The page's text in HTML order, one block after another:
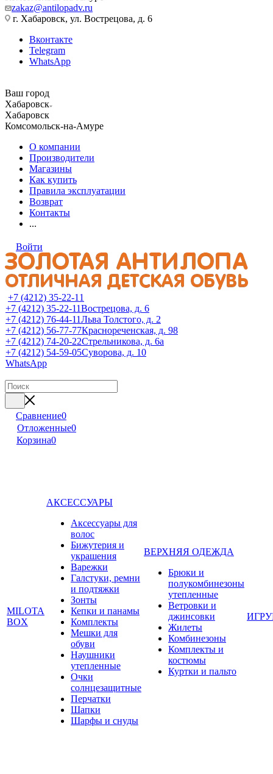
zakaz@antilopadv.ru
г. Хабаровск, ул. Вострецова, д. 6
Вконтакте
Telegram
WhatsApp
Ваш город
Хабаровск
Хабаровск
Комсомольск-на-Амуре
О компании
Производители
Магазины
Как купить
Правила эксплуатации
Возврат
Контакты
...
Войти
+7 (4212) 35-22-11
+7 (4212) 35-22-11Вострецова, д. 6
+7 (4212) 76-44-11Льва Толстого, д. 2
+7 (4212) 56-77-77Краснореченская, д. 98
+7 (4212) 74-20-22Стрельникова, д. 6а
+7 (4212) 54-59-05Суворова, д. 10
WhatsApp
Сравнение0
Отложенные0
Корзина0
MILOTA
BOX
АКСЕССУАРЫ
Аксессуары для
волос
Бижутерия и
украшения
Варежки
Галстуки, ремни
и подтяжки
Зонты
Кепки и панамы
Комплекты
Мешки для
обуви
Наушники
утепленные
Очки
солнцезащитные
Перчатки
Шапки
Шарфы и снуды
ВЕРХНЯЯ ОДЕЖДА
Брюки и
полукомбинезоны
утепленные
Ветровки и
джинсовки
Жилеты
Комбинезоны
Комплекты и
костюмы
Куртки и пальто